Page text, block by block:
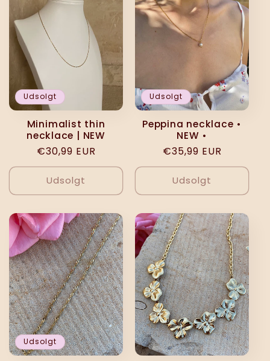
Udsolgt
Minimalist thin
necklace | NEW
Normalpris
€30,99 EUR
Udsolgt
Udsolgt
Peppina necklace •
NEW •
Normalpris
€35,99 EUR
Udsolgt
Udsolgt